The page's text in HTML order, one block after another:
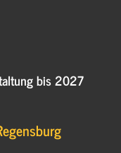
bis 2027